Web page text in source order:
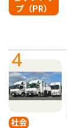
プ（PR）
4
社会